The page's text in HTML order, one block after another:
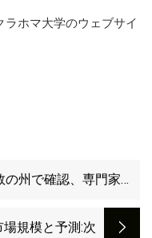
ホマ大学のウェブサイ
州で確認、専門家が
規模と予測:次